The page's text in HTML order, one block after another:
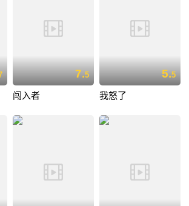
7.5
闯入者
5.5
我怒了